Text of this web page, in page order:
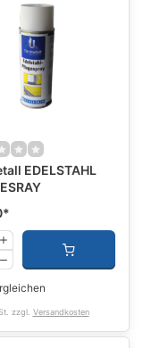
EDELSTAHL
*
zzgl. Versandkosten